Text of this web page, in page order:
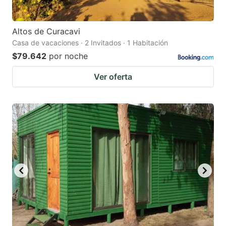
Altos de Curacavi
Casa de vacaciones · 2 Invitados · 1 Habitación
$79.642 por noche
Ver oferta